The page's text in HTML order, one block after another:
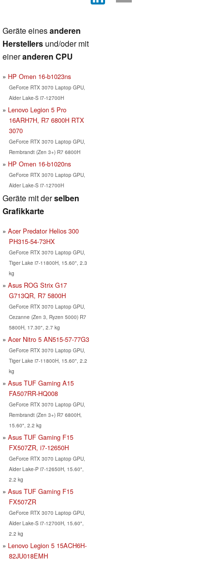
Geräte einesanderen
Herstellers und/oder mit
eineranderen CPU
HP Omen 16-b1023ns
GeForce RTX 3070 Laptop GPU,
Alder Lake-S i7-12700H
Lenovo Legion 5 Pro
16ARH7H, R7 6800H RTX
3070
GeForce RTX 3070 Laptop GPU,
Rembrandt (Zen 3+) R7 6800H
HP Omen 16-b1020ns
GeForce RTX 3070 Laptop GPU,
Alder Lake-S i7-12700H
Geräte mit derselben
Grafikkarte
Acer Predator Helios 300
PH315-54-73HX
GeForce RTX 3070 Laptop GPU,
Tiger Lake i7-11800H, 15.60", 2.3
kg
Asus ROG Strix G17
G713QR, R7 5800H
GeForce RTX 3070 Laptop GPU,
Cezanne (Zen 3, Ryzen 5000) R7
5800H, 17.30", 2.7 kg
Acer Nitro 5 AN515-57-77G3
GeForce RTX 3070 Laptop GPU,
Tiger Lake i7-11800H, 15.60", 2.2
kg
Asus TUF Gaming A15
FA507RR-HQ008
GeForce RTX 3070 Laptop GPU,
Rembrandt (Zen 3+) R7 6800H,
15.60", 2.2 kg
Asus TUF Gaming F15
FX507ZR, i7-12650H
GeForce RTX 3070 Laptop GPU,
Alder Lake-P i7-12650H, 15.60",
2.2 kg
Asus TUF Gaming F15
FX507ZR
GeForce RTX 3070 Laptop GPU,
Alder Lake-S i7-12700H, 15.60",
2.2 kg
Lenovo Legion 5 15ACH6H-
82JU018EMH